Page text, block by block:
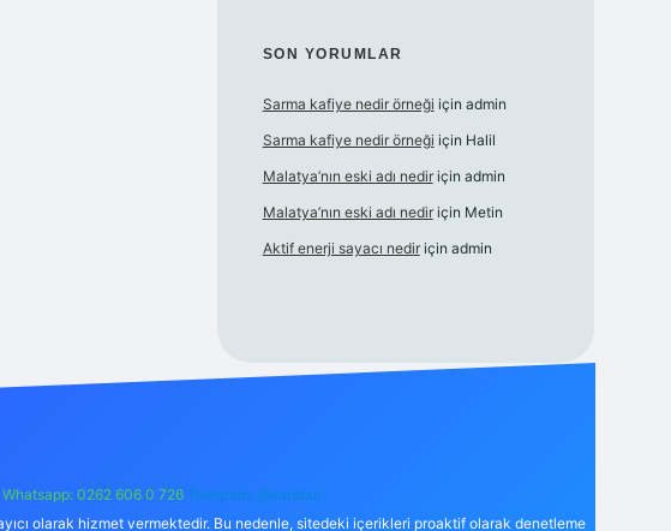
SON YORUMLAR
Sarma kafiye nedir örneği için admin
Sarma kafiye nedir örneği için Halil
Malatya’nın eski adı nediriçin admin
Malatya’nın eski adı nediriçin Metin
Aktif enerji sayacı nediriçin admin
Whatsapp: 0262 606 0 726 Telegram: @karabul
olarak hizmet vermektedir. Bu nedenle, sitedeki içerikleri proaktif olarak denetleme